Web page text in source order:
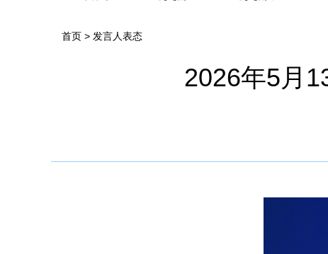
首页 > 发言人表态
2026年5月